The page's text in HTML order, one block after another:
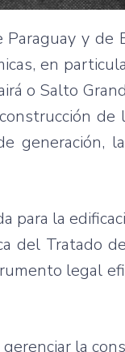
y de
en
o Salto
de
generación,
para la
del Tratado
legal
la